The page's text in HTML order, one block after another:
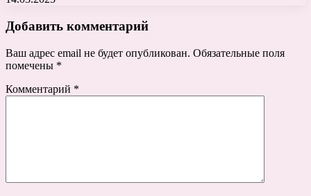
Добавить комментарий
Ваш адрес email не будет опубликован. Обязательные поля
помечены *
Комментарий *